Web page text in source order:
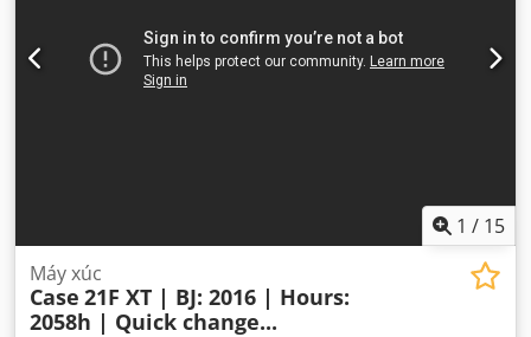
1 / 15
Máy xúc
Case 21F XT | BJ: 2016 | Hours:
2058h | Quick change...